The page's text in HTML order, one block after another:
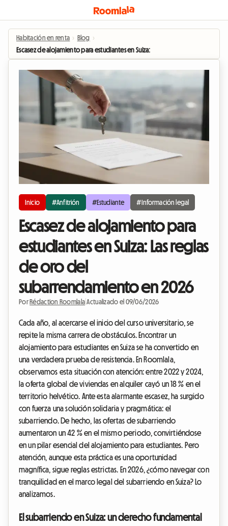
Habitación en renta › Blog ›
Escasez de alojamiento para estudiantes en Suiza: Las reglas de oro del
Inicio #Anfitrión #Estudiante #Información legal
Escasez de alojamiento para
estudiantes en Suiza: Las reglas
de oro del
subarrendamiento en 2026
Por Rédaction Roomlala |Actualizado el 09/06/2026
Cada año, al acercarse el inicio del curso universitario, se
repite la misma carrera de obstáculos. Encontrar un
alojamiento para estudiantes en Suiza se ha convertido en
una verdadera prueba de resistencia. En Roomlala,
observamos esta situación con atención: entre 2022 y 2024,
la oferta global de viviendas en alquiler cayó un 18 % en el
territorio helvético. Ante esta alarmante escasez, ha surgido
con fuerza una solución solidaria y pragmática: el
subarriendo. De hecho, las ofertas de subarriendo
aumentaron un 42 % en el mismo periodo, convirtiéndose
en un pilar esencial del alojamiento para estudiantes. Pero
atención, aunque esta práctica es una oportunidad
magnífica, sigue reglas estrictas. En 2026, ¿cómo navegar con
tranquilidad en el marco legal del subarriendo en Suiza? Lo
analizamos.
El subarriendo en Suiza: un derecho fundamental